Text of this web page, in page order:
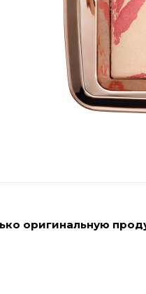
оригинальную